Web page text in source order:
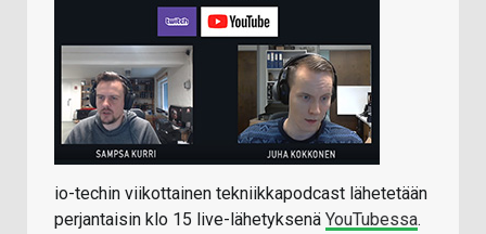
io-techin viikottainen tekniikkapodcast lähetetään
perjantaisin klo 15 live-lähetyksenä YouTubessa.